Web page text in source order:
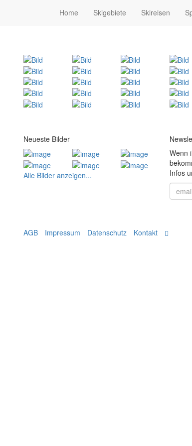
Home Skigebiete Skireisen
Neueste Bilder
Alle Bilder anzeigen...
Wenn
Infos
AGB Impressum Datenschutz Kontakt